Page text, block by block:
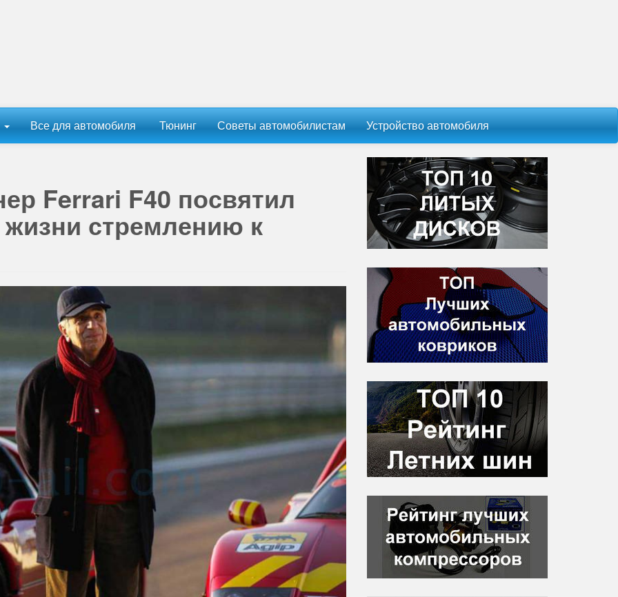
Все для автомобиля Тюнинг Советы автомобилистам Устройство автомобиля
Ferrari F40 посвятил
стремлению к